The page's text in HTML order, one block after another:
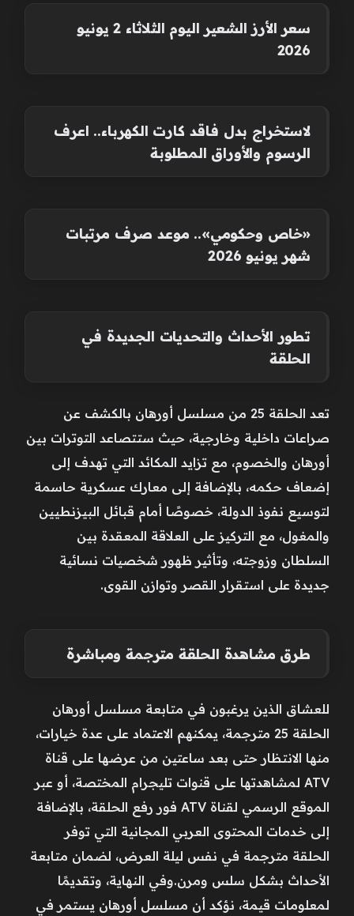
سعر الأرز الشعير اليوم الثلاثاء 2 يونيو
2026
لاستخراج بدل فاقد كارت الكهرباء.. اعرف
الرسوم والأوراق المطلوبة
«خاص وحكومي».. موعد صرف مرتبات
شهر يونيو 2026
تطور الأحداث والتحديات الجديدة في
الحلقة
تعد الحلقة 25 من مسلسل أورهان بالكشف عن
صراعات داخلية وخارجية، حيث ستتصاعد التوترات بين
أورهان والخصوم، مع تزايد المكائد التي تهدف إلى
إضعاف حكمه، بالإضافة إلى معارك عسكرية حاسمة
لتوسيع نفوذ الدولة، خصوصًا أمام قبائل البيزنطيين
والمغول، مع التركيز على العلاقة المعقدة بين
السلطان وزوجته، وتأثير ظهور شخصيات نسائية
جديدة على استقرار القصر وتوازن القوى.
طرق مشاهدة الحلقة مترجمة ومباشرة
للعشاق الذين يرغبون في متابعة مسلسل أورهان
الحلقة 25 مترجمة، يمكنهم الاعتماد على عدة خيارات،
منها الانتظار حتى بعد ساعتين من عرضها على قناة
ATV لمشاهدتها على قنوات تليجرام المختصة، أو عبر
الموقع الرسمي لقناة ATV فور رفع الحلقة، بالإضافة
إلى خدمات المحتوى العربي المجانية التي توفر
الحلقة مترجمة في نفس ليلة العرض، لضمان متابعة
الأحداث بشكل سلس ومرن.وفي النهاية، وتقديمًا
لمعلومات قيمة، نؤكد أن مسلسل أورهان يستمر في